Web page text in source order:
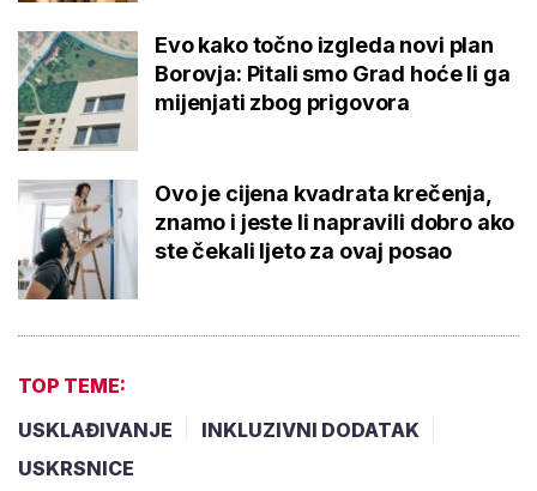
Evo kako točno izgleda novi plan
Borovja: Pitali smo Grad hoće li ga
mijenjati zbog prigovora
Ovo je cijena kvadrata krečenja,
znamo i jeste li napravili dobro ako
ste čekali ljeto za ovaj posao
TOP TEME:
USKLAĐIVANJE
INKLUZIVNI DODATAK
USKRSNICE